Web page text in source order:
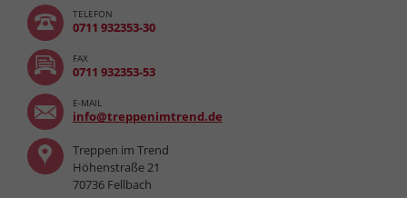
TELEFON
0711 932353-30
FAX
0711 932353-53
E-MAIL
info@treppenimtrend.de
Treppen im Trend
Höhenstraße 21
70736 Fellbach